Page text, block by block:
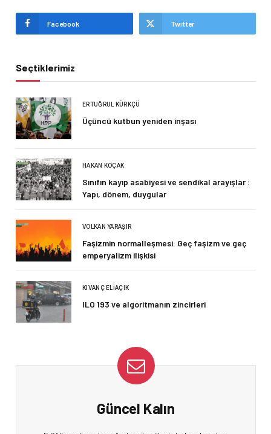
Facebook Twitter
Seçtiklerimiz
ERTUĞRUL KÜRKÇÜ
Üçüncü kutbun yeniden inşası
HAKAN KOÇAK
Sınıfın kayıp asabiyesi ve sendikal arayışlar :
Yapı, dönem, duygular
VOLKAN YARAŞIR
Faşizmin normalleşmesi: Geç faşizm ve geç
emperyalizm ilişkisi
KIVANÇ ELIAÇIK
ILO 193 ve algoritmanın zincirleri
Güncel Kalın